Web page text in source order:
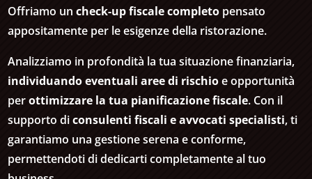
Offriamo uncheck-up fiscale completo pensato
appositamente per le esigenze della ristorazione.
Analizziamo in profondità la tua situazione finanziaria,
individuando eventuali aree di rischioe opportunità
perottimizzare la tua pianificazione fiscale. Con il
supporto diconsulenti fiscali e avvocati specialisti, ti
garantiamo una gestione serena e conforme,
permettendoti di dedicarti completamente al tuo